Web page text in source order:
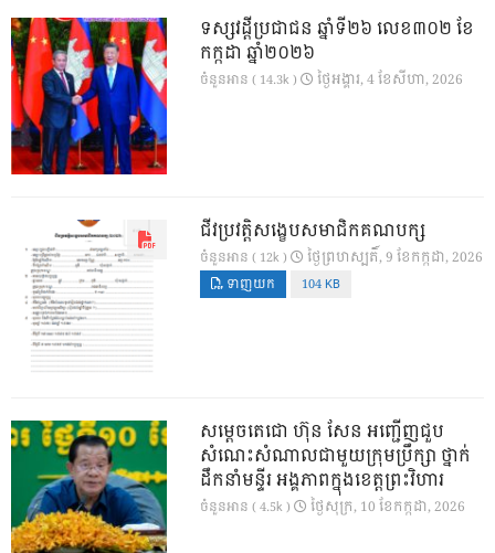
ទស្សវដ្តីប្រជាជន ឆ្នាំទី២៦ លេខ៣០២ ខែ
កក្កដា ឆ្នាំ២០២៦
ចំនួនអាន ( 14.3k ) ថ្ងៃ​អង្គារ, 4 ខែ​សីហា, 2026
ជីវប្រវត្តិសង្ខេបសមាជិកគណបក្ស
ចំនួនអាន ( 12k ) ថ្ងៃ​ព្រហស្បតិ៍, 9 ខែ​កក្កដា, 2026
ទាញយក 104 KB
សម្តេចតេជោ ហ៊ុន សែន អញ្ជើញជួប
សំណេះសំណាលជាមួយក្រុមប្រឹក្សា ថ្នាក់
ដឹកនាំមន្ទីរ អង្គភាពក្នុងខេត្តព្រះវិហារ
ចំនួនអាន ( 4.5k ) ថ្ងៃ​សុក្រ, 10 ខែ​កក្កដា, 2026